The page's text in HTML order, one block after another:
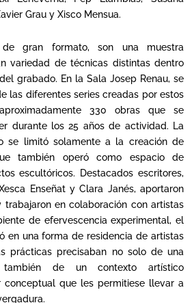
Grau y Xisco Mensua.
gran formato, son una muestra
variedad de técnicas distintas dentro
grabado. En la Sala Josep Renau, se
las diferentes series creadas por estos
330 obras que se
durante los 25 años de actividad. La
se limitó solamente a la creación de
también operó como espacio de
escultóricos. Destacados escritores,
Enseñat y Clara Janés, aportaron
trabajaron en colaboración con artistas
de efervescencia experimental, el
en una forma de residencia de artistas
prácticas precisaban no solo de una
también de un contexto artístico
que les permitiese llevar a